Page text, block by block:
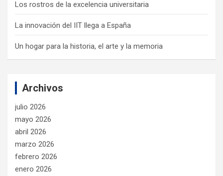
Los rostros de la excelencia universitaria
La innovación del IIT llega a España
Un hogar para la historia, el arte y la memoria
Archivos
julio 2026
mayo 2026
abril 2026
marzo 2026
febrero 2026
enero 2026